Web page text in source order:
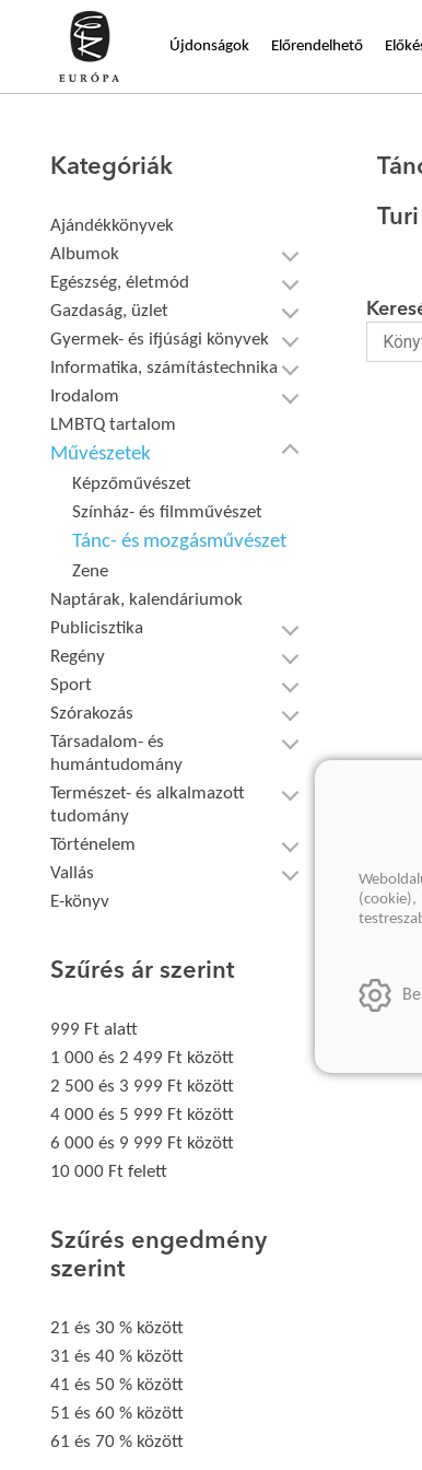
Újdonságok Előrendelhető
Kategóriák
Ajándékkönyvek
Albumok
Egészség, életmód
Gazdaság, üzlet
Gyermek- és ifjúsági könyvek
Informatika, számítástechnika
Irodalom
LMBTQ tartalom
Művészetek
Képzőművészet
Színház- és filmművészet
Tánc- és mozgásművészet
Zene
Naptárak, kalendáriumok
Publicisztika
Regény
Sport
Szórakozás
Társadalom- és
humántudomány
Természet- és alkalmazott
tudomány
Történelem
Vallás
E-könyv
Szűrés ár szerint
999 Ft alatt
1 000 és 2 499 Ft között
2 500 és 3 999 Ft között
4 000 és 5 999 Ft között
6 000 és 9 999 Ft között
10 000 Ft felett
Szűrés engedmény
szerint
21 és 30 % között
31 és 40 % között
41 és 50 % között
51 és 60 % között
61 és 70 % között
(cookie),